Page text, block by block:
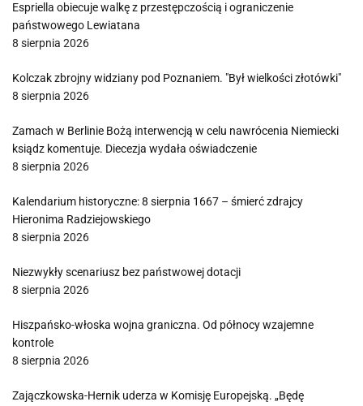
Espriella obiecuje walkę z przestępczością i ograniczenie
państwowego Lewiatana
8 sierpnia 2026
Kolczak zbrojny widziany pod Poznaniem. "Był wielkości złotówki"
8 sierpnia 2026
Zamach w Berlinie Bożą interwencją w celu nawrócenia Niemiecki
ksiądz komentuje. Diecezja wydała oświadczenie
8 sierpnia 2026
Kalendarium historyczne: 8 sierpnia 1667 – śmierć zdrajcy
Hieronima Radziejowskiego
8 sierpnia 2026
Niezwykły scenariusz bez państwowej dotacji
8 sierpnia 2026
Hiszpańsko-włoska wojna graniczna. Od północy wzajemne
kontrole
8 sierpnia 2026
Zajączkowska-Hernik uderza w Komisję Europejską. „Będę